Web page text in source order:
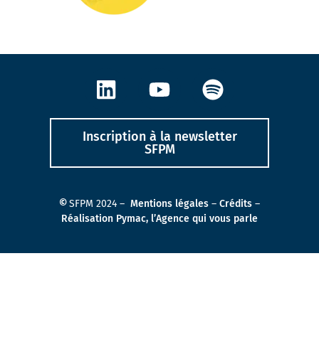
Inscription à la newsletter
SFPM
©SFPM 2024 – Mentions légales – Crédits –
Réalisation Pymac, l’Agence qui vous parle